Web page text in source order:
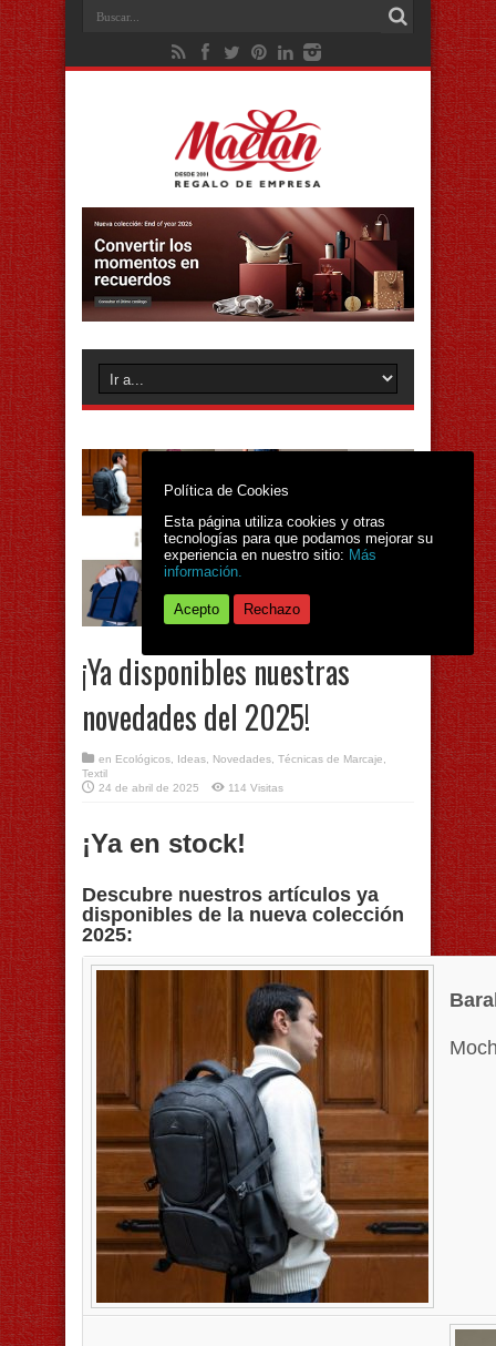
¡Ya disponibles nuestras
novedades del 2025!
en Ecológicos Ideas Novedades Técnicas de Marcaje
Textil
24 de abril de 2025
114 Visitas
¡Ya en stock!
Descubre nuestros artículos ya
disponibles de la nueva colección
2025:
Política de Cookies
Esta página utiliza cookies y otras
tecnologías para que podamos mejorar su
experiencia en nuestro sitio: Más
información.
Acepto Rechazo